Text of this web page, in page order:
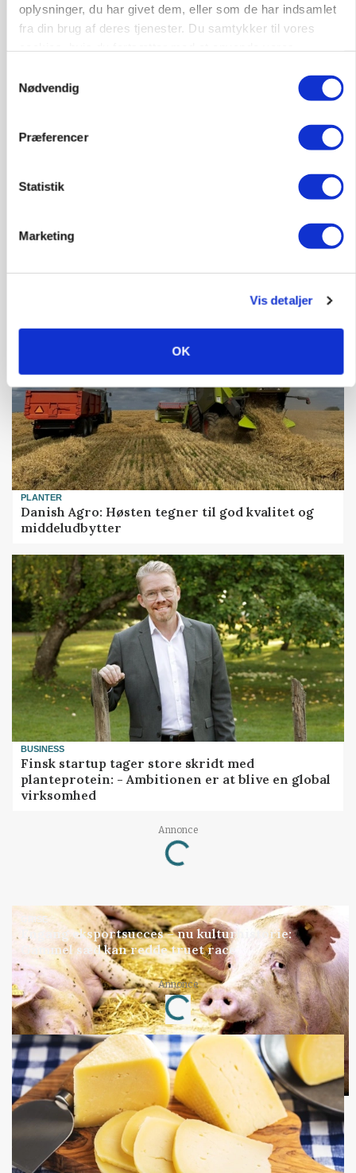
oplysninger, du har givet dem, eller som de har indsamlet
fra din brug af deres tjenester. Du samtykker til vores
Nødvendig
Præferencer
Statistik
Marketing
Vis detaljer
OK
Loading...
københavnsk restaurantkæde
HØST-TOUR
PLANTER
Danish Agro: Høsten tegner til god kvalitet og
middeludbytter
BUSINESS
Finsk startup tager store skridt med
planteprotein: - Ambitionen er at blive en global
virksomhed
Annonce
Loading...
GRISE
Engang eksportsucces – nu kulturhistorie:
Gammel sæd kan redde truet race
Annonce
Loading...